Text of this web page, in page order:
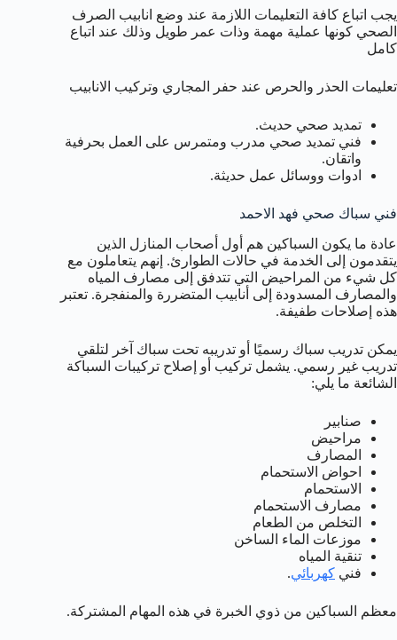
يجب اتباع كافة التعليمات اللازمة عند وضع انابيب الصرف
الصحي كونها عملية مهمة وذات عمر طويل وذلك عند اتباع
كامل
تعليمات الحذر والحرص عند حفر المجاري وتركيب الانابيب
تمديد صحي حديث.
فني تمديد صحي مدرب ومتمرس على العمل بحرفية
واتقان.
ادوات ووسائل عمل حديثة.
فني سباك صحي فهد الاحمد
عادة ما يكون السباكين هم أول أصحاب المنازل الذين
يتقدمون إلى الخدمة في حالات الطوارئ. إنهم يتعاملون مع
كل شيء من المراحيض التي تتدفق إلى مصارف المياه
والمصارف المسدودة إلى أنابيب المتضررة والمنفجرة. تعتبر
هذه إصلاحات طفيفة.
يمكن تدريب سباك رسميًا أو تدريبه تحت سباك آخر لتلقي
تدريب غير رسمي. يشمل تركيب أو إصلاح تركيبات السباكة
الشائعة ما يلي:
صنابير
مراحيض
المصارف
احواض الاستحمام
الاستحمام
مصارف الاستحمام
التخلص من الطعام
موزعات الماء الساخن
تنقية المياه
فني كهربائي.
معظم السباكين من ذوي الخبرة في هذه المهام المشتركة.